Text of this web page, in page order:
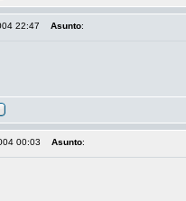
22:47 Asunto:
00:03 Asunto: